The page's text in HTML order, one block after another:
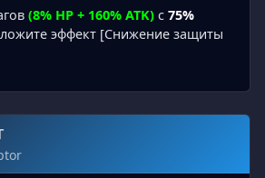
(8% HP + 160% ATK) с 75%
эффект [Снижение защиты